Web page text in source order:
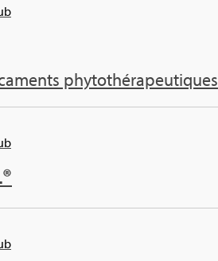
phy­to­thé­ra­peu­tiques